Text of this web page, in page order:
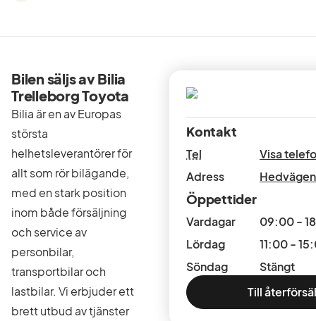
Bilen säljs av Bilia
Trelleborg Toyota
Bilia är en av Europas
största
helhetsleverantörer för
allt som rör bilägande,
med en stark position
inom både försäljning
och service av
personbilar,
transportbilar och
lastbilar. Vi erbjuder ett
brett utbud av tjänster
Kontakt
Tel
Visa
Adress
Hedvägen
Öppettider
Vardagar
09:00 -
Lördag
11:00 -
Söndag
Stängt
Till